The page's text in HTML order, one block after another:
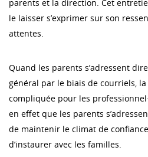
parents et la direction. Cet
le laisser s’exprimer sur son
attentes.
Quand les parents s’adressent
général par le biais de courriels,
compliquée pour les
en effet que les parents
de maintenir le climat de
d’instaurer avec les familles.